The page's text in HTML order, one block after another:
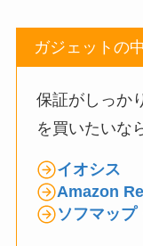
ガジェットの
保証がしっか
を買いたいな
イオシス
Amazon
ソフマップ